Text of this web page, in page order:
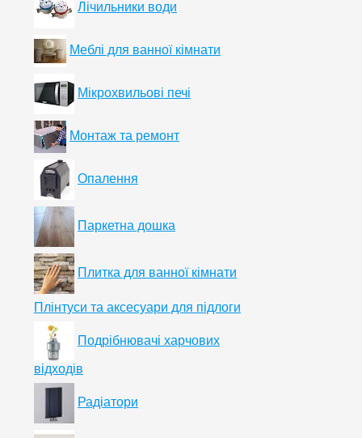
Лічильники води
Меблі для ванної кімнати
Мікрохвильові печі
Монтаж та ремонт
Опалення
Паркетна дошка
Плитка для ванної кімнати
Плінтуси та аксесуари для підлоги
Подрібнювачі харчових
відходів
Радіатори